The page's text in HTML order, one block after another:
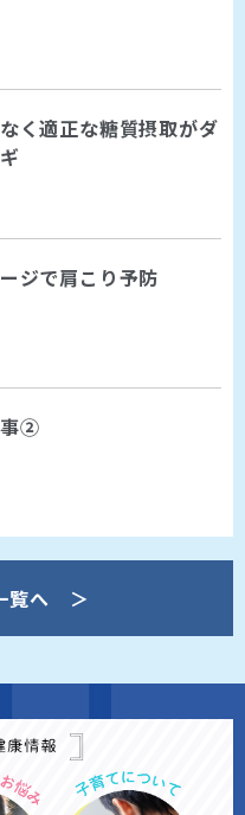
く適正な糖質摂取がダ
ジで肩こり予防
事②
覧へ ＞